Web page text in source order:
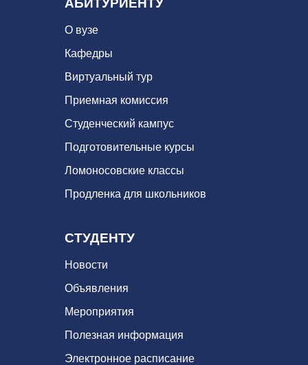
АБИТУРИЕНТУ
О вузе
Кафедры
Виртуальный тур
Приемная комиссия
Студенческий кампус
Подготовительные курсы
Ломоносовские классы
Продленка для школьников
СТУДЕНТУ
Новости
Объявления
Мероприятия
Полезная информация
Электронное расписание